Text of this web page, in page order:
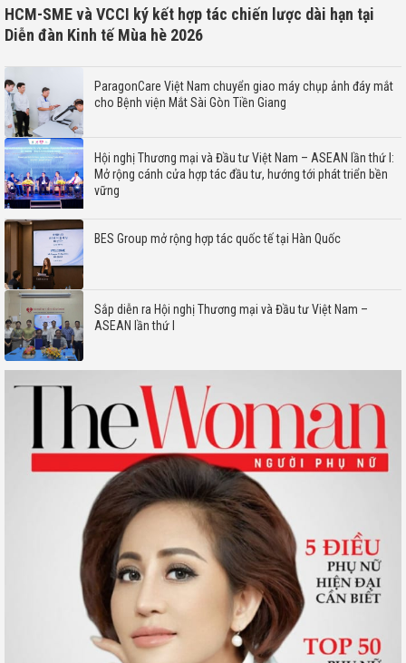
HCM-SME và VCCI ký kết hợp tác chiến lược dài hạn tại
Diễn đàn Kinh tế Mùa hè 2026
ParagonCare Việt Nam chuyển giao máy chụp ảnh đáy mắt
cho Bệnh viện Mắt Sài Gòn Tiền Giang
Hội nghị Thương mại và Đầu tư Việt Nam – ASEAN lần thứ I:
Mở rộng cánh cửa hợp tác đầu tư, hướng tới phát triển bền
vững
BES Group mở rộng hợp tác quốc tế tại Hàn Quốc
Sắp diễn ra Hội nghị Thương mại và Đầu tư Việt Nam –
ASEAN lần thứ I